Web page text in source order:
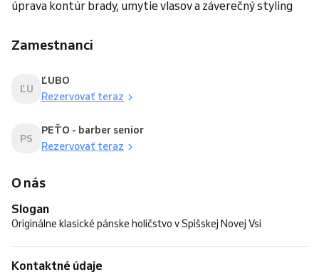
úprava kontúr brady, umytie vlasov a záverečný styling
Zamestnanci
ĽU
ĽUBO
Rezervovať teraz
PS
PEŤO - barber senior
Rezervovať teraz
O nás
Slogan
Originálne klasické pánske holičstvo v Spišskej Novej Vsi
Kontaktné údaje